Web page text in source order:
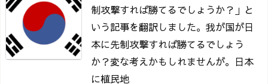
制攻撃すれば勝てるでしょうか？」と
いう記事を翻訳しました。 我が国が日
本に先制攻撃すれば勝てるでしょう
か？変な考えかもしれませんが。 日本
に植民地